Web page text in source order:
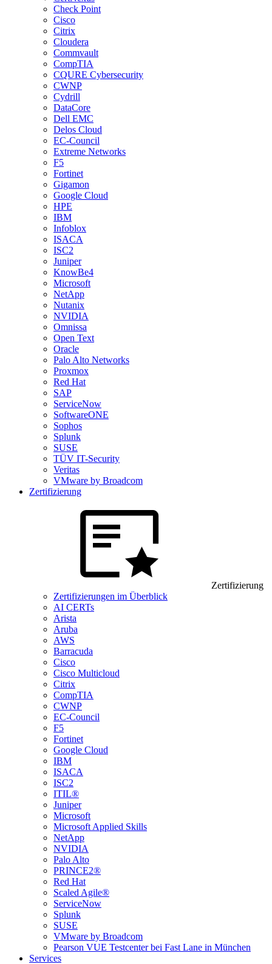
Check Point
Cisco
Citrix
Cloudera
Commvault
CompTIA
CQURE Cybersecurity
CWNP
Cydrill
DataCore
Dell EMC
Delos Cloud
EC-Council
Extreme Networks
F5
Fortinet
Gigamon
Google Cloud
HPE
IBM
Infoblox
ISACA
ISC2
Juniper
KnowBe4
Microsoft
NetApp
Nutanix
NVIDIA
Omnissa
Open Text
Oracle
Palo Alto Networks
Proxmox
Red Hat
SAP
ServiceNow
SoftwareONE
Sophos
Splunk
SUSE
TÜV IT-Security
Veritas
VMware by Broadcom
Zertifizierung
Zertifizierung
Zertifizierungen im Überblick
AI CERTs
Arista
Aruba
AWS
Barracuda
Cisco
Cisco Multicloud
Citrix
CompTIA
CWNP
EC-Council
F5
Fortinet
Google Cloud
IBM
ISACA
ISC2
ITIL®
Juniper
Microsoft
Microsoft Applied Skills
NetApp
NVIDIA
Palo Alto
PRINCE2®
Red Hat
Scaled Agile®
ServiceNow
Splunk
SUSE
VMware by Broadcom
Pearson VUE Testcenter bei Fast Lane in München
Services